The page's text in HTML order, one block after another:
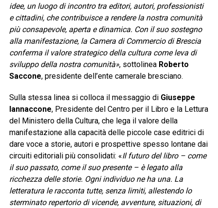
idee, un luogo di incontro tra editori, autori, professionisti
e cittadini, che contribuisce a rendere la nostra comunità
più consapevole, aperta e dinamica. Con il suo sostegno
alla manifestazione, la Camera di Commercio di Brescia
conferma il valore strategico della cultura come leva di
sviluppo della nostra comunità», sottolinea Roberto
Saccone, presidente dell’ente camerale bresciano.
Sulla stessa linea si colloca il messaggio di Giuseppe
Iannaccone, Presidente del Centro per il Libro e la Lettura
del Ministero della Cultura, che lega il valore della
manifestazione alla capacità delle piccole case editrici di
dare voce a storie, autori e prospettive spesso lontane dai
circuiti editoriali più consolidati: «Il futuro del libro – come
il suo passato, come il suo presente – è legato alla
ricchezza delle storie. Ogni individuo ne ha una. La
letteratura le racconta tutte, senza limiti, allestendo lo
sterminato repertorio di vicende, avventure, situazioni, di